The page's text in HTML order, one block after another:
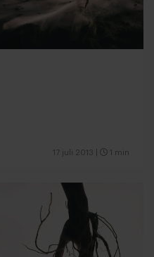
17 juli 2013 1 min